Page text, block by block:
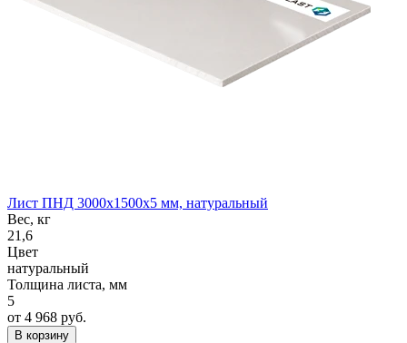
Лист ПНД 3000x1500x5 мм, натуральный
Вес, кг
21,6
Цвет
натуральный
Толщина листа, мм
5
от 4 968 руб.
В корзину